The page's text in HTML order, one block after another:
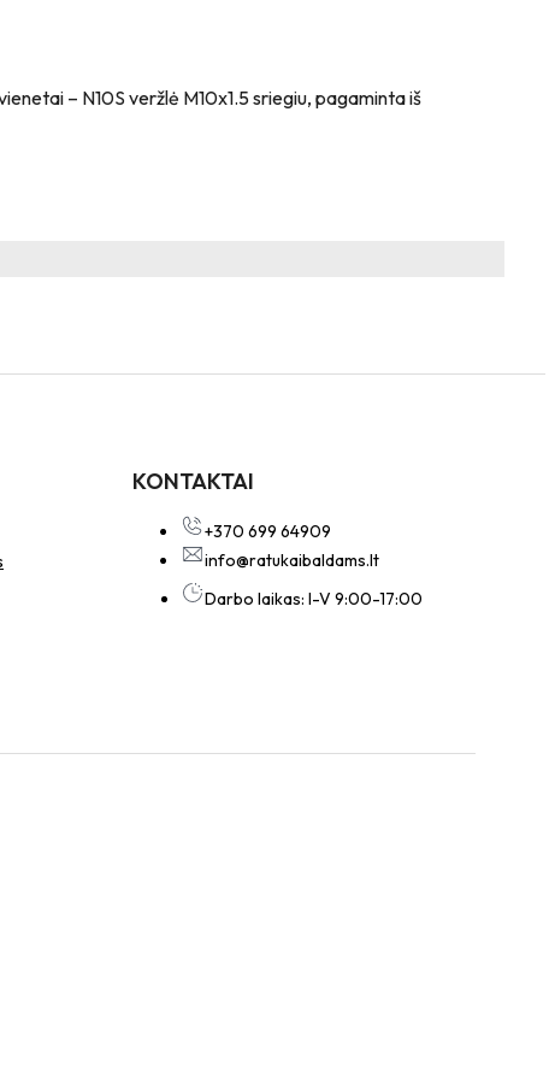
– N10S veržlė M10x1.5 sriegiu, pagaminta iš
KONTAKTAI
+370 699 64909
info@ratukaibaldams.lt
Darbo laikas: I-V 9:00-17:00